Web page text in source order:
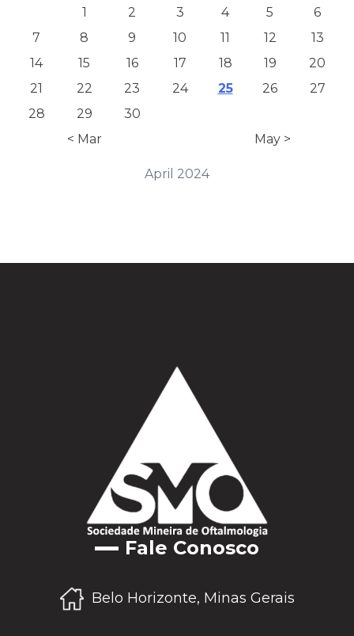
April 2024
1
2 3 4 5
6
7
8 9 10 11 12
13
14
15 16 17 18 19
20
21
22 23 24 25 26
27
28
29
30
< Mar
May >
Fale Conosco
Belo Horizonte, Minas Gerais